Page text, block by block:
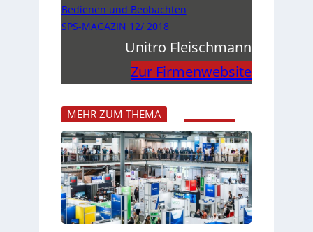
Bedienen und Beobachten
SPS-MAGAZIN 12/ 2018
Unitro Fleischmann
Zur Firmenwebsite
MEHR ZUM THEMA